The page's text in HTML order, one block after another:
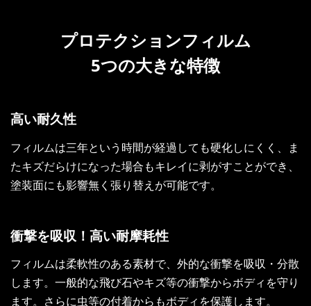
プロテクションフィルム
5つの大きな特徴
高い耐久性
フィルムは三年という時間が経過しても硬化しにくく、ま
たキズだらけになった場合もキレイに剥がすことができ、
塗装面にも影響無く張り替えが可能です。
衝撃を吸収！高い耐摩耗性
フィルムは柔軟性のある素材で、外的な衝撃を吸収・分散
します。一般的な飛び石やキズ等の衝撃からボディを守り
ます。さらに虫等の付着からもボディを保護します。